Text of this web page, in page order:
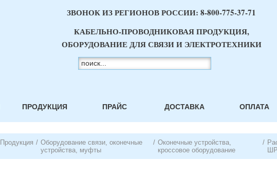
ЗВОНОК ИЗ РЕГИОНОВ РОССИИ: 8-800-775-37-71
КАБЕЛЬНО-ПРОВОДНИКОВАЯ ПРОДУКЦИЯ,
ОБОРУДОВАНИЕ ДЛЯ СВЯЗИ И ЭЛЕКТРОТЕХНИКИ
ПРОДУКЦИЯ ПРАЙС ДОСТАВКА ОПЛАТА
Продукция / Оборудование связи, оконечные
устройства, муфты
/ Оконечные устройства,
кроссовое оборудование
/